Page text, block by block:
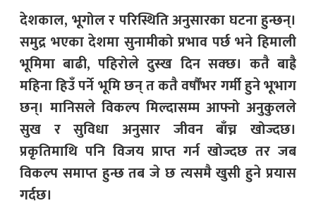
देशकाल, भूगोल र परिस्थिति अनुसारका घटना हुन्छन्।
समुद्र भएका देशमा सुनामीको प्रभाव पर्छ भने हिमाली
भूमिमा बाढी, पहिरोले दुस्ख दिन सक्छ। कतै बाह्रै
महिना हिउँ पर्ने भूमि छन् त कतै वर्षौंभर गर्मी हुने भूभाग
छन्। मानिसले विकल्प मिल्दासम्म आफ्नो अनुकुलले
सुख र सुविधा अनुसार जीवन बाँच्न खोज्दछ।
प्रकृतिमाथि पनि विजय प्राप्त गर्न खोज्दछ तर जब
विकल्प समाप्त हुन्छ तब जे छ त्यसमै खुसी हुने प्रयास
गर्दछ।